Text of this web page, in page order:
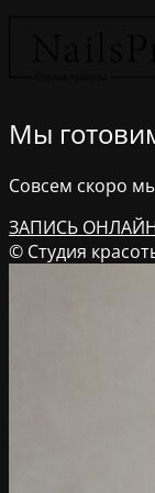
Мы
Совсем скоро
ЗАПИСЬ
© Студия